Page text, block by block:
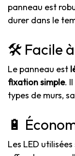
panneau est
durer dans le
🛠️ Facile
Le panneau est
fixation simple.
types de murs,
🔋
Les LED